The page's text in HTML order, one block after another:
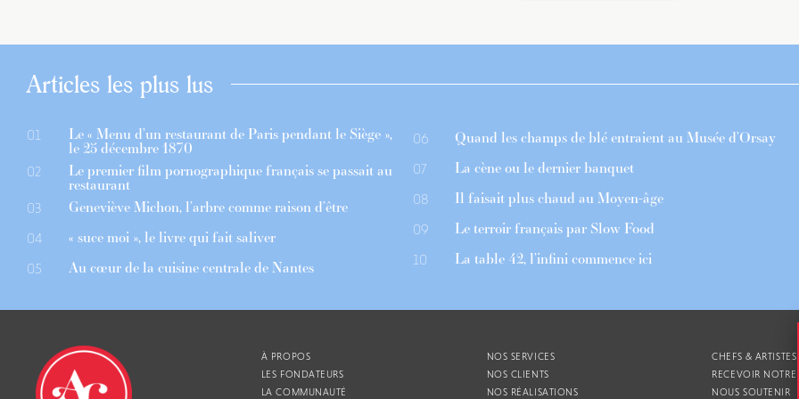
Articles les plus lus
01 Le « Menu d’un restaurant de Paris pendant le Siège »,
le 25 décembre 1870
02 Le premier film pornographique français se passait au
restaurant
03 Geneviève Michon, l’arbre comme raison d’être
04 « suce moi », le livre qui fait saliver
05 Au cœur de la cuisine centrale de Nantes
06 Quand les champs de blé entraient au Musée d’Orsay
07 La cène ou le dernier banquet
08 Il faisait plus chaud au Moyen-âge
09 Le terroir français par Slow Food
10 La table 42, l’infini commence ici
À PROPOS
LES FONDATEURS
LA COMMUNAUTÉ
NOS SERVICES
NOS CLIENTS
NOS RÉALISATIONS
CHEFS & ARTISTES
RECEVOIR NOTRE
NOUS SOUTENIR